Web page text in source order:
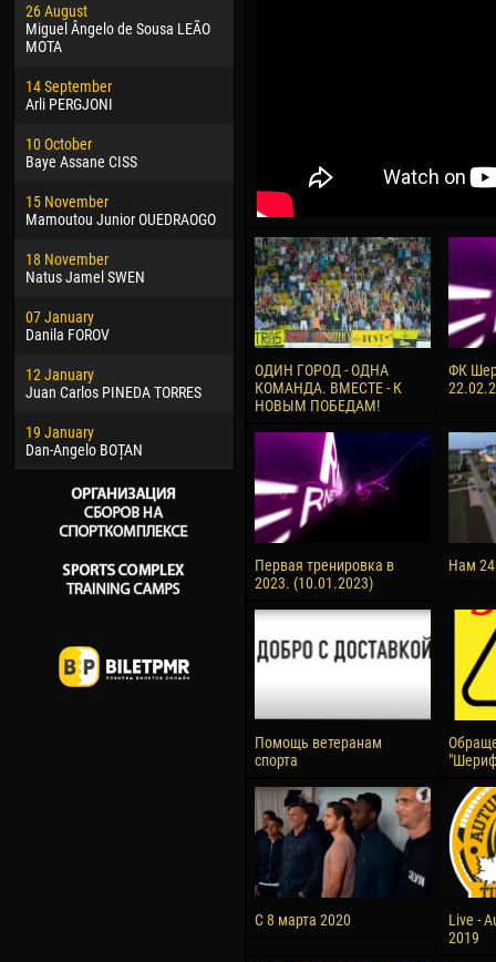
26 August
Miguel Ângelo de Sousa LEÃO
MOTA
14 September
Arli PERGJONI
10 October
Baye Assane CISS
15 November
Mamoutou Junior OUEDRAOGO
18 November
Natus Jamel SWEN
07 January
Danila FOROV
12 January
Juan Carlos PINEDA TORRES
19 January
Dan-Angelo BOȚAN
Emmanuel AFETSE
20 March
Jayder Moreno ASPRILLA
22 March
Samba KONÉ
Vitor Hugo Morais de OLIVEIRA
28 March
Raí LOPES DE OLIVEIRA
15
24
28
Ivan
ОДИН ГОРОД - ОДНА
КОМАНДА. ВМЕСТЕ - К
НОВЫМ ПОБЕДАМ!
ФК
Первая тренировка в
2023. (10.01.2023)
Нам
Помощь ветеранам
спорта
С 8 марта 2020
Live -
2019